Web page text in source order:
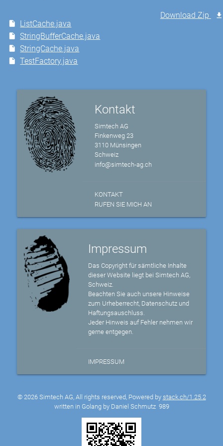
ListCache.java
StringBufferCache.java
StringCache.java
TestFactory.java
Download Zip
Kontakt
Simtech AG
Finkenweg 23
3110 Münsingen
Schweiz
info@simtech-ag.ch
KONTAKT
RUFEN SIE MICH AN
Impressum
Das Copyright für sämtliche Inhalte
dieser Website liegt bei Simtech AG,
Schweiz.
Beachten Sie auch unsere Hinweise
zum Urheberrecht, Datenschutz und
Haftungsauschluss.
Jeder Hinweis auf Fehler nehmen wir
gerne entgegen.
IMPRESSUM
© 2026 Simtech AG, All rights reserved, Powered by stack.ch/1.25.2
written in Golang by Daniel Schmutz 989